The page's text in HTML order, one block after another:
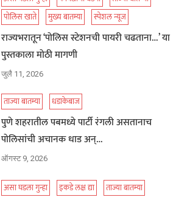
पोलिस खाते
मुख्य बातम्या स्पेशल न्यूज
राज्यभरातून ‘पोलिस स्टेशनची पायरी चढताना…’ या
पुस्तकाला मोठी मागणी
जुलै 11, 2026
ताज्या बातम्या धडाकेबाज
पुणे शहरातील पबमध्ये पार्टी रंगली असतानाच
पोलिसांची अचानक धाड अन्…
ऑगस्ट 9, 2026
असा घडला गुन्हा इकडे लक्ष द्या ताज्या बातम्या